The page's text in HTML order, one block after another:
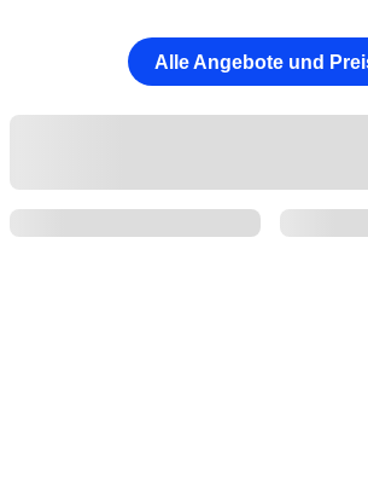
Alle Angebote und